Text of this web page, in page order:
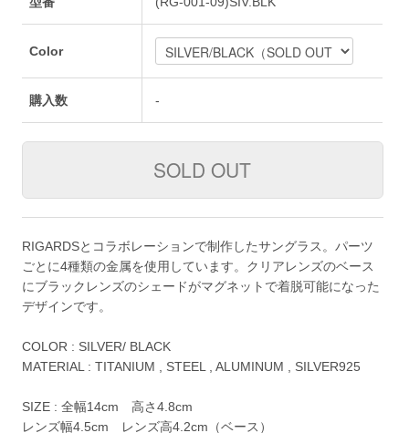
Color
購入数 -
RIGARDSとコラボレーションで制作したサングラス。パーツ
ごとに4種類の金属を使用しています。クリアレンズのベース
にブラックレンズのシェードがマグネットで着脱可能になった
デザインです。
COLOR : SILVER/ BLACK
MATERIAL : TITANIUM , STEEL , ALUMINUM , SILVER925
SIZE : 全幅14cm 高さ4.8cm
レンズ幅4.5cm レンズ高4.2cm（ベース）